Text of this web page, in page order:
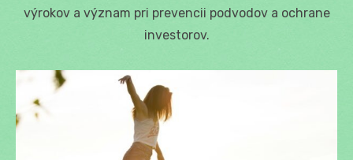
výrokov a význam pri prevencii podvodov a ochrane
investorov.